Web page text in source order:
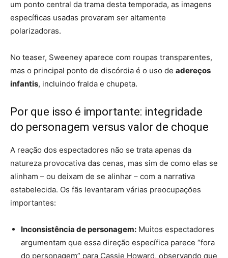
um ponto central da trama desta temporada, as imagens
específicas usadas provaram ser altamente
polarizadoras.
No teaser, Sweeney aparece com roupas transparentes,
mas o principal ponto de discórdia é o uso de adereços
infantis, incluindo fralda e chupeta.
Por que isso é importante: integridade
do personagem versus valor de choque
A reação dos espectadores não se trata apenas da
natureza provocativa das cenas, mas sim de como elas se
alinham – ou deixam de se alinhar – com a narrativa
estabelecida. Os fãs levantaram várias preocupações
importantes:
Inconsistência de personagem: Muitos espectadores
argumentam que essa direção específica parece “fora
do personagem” para Cassie Howard, observando que